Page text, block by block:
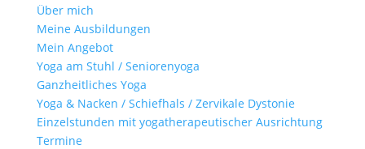
Über mich
Meine Ausbildungen
Mein Angebot
Yoga am Stuhl / Seniorenyoga
Ganzheitliches Yoga
Yoga & Nacken / Schiefhals / Zervikale Dystonie
Einzelstunden mit yogatherapeutischer Ausrichtung
Termine